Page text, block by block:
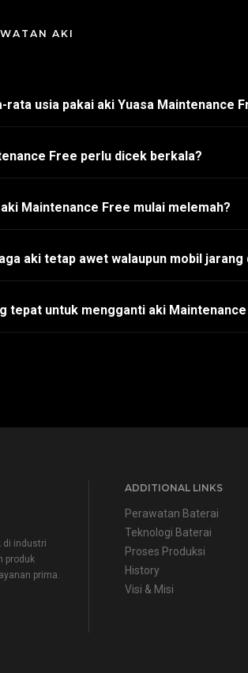
AKI
rata usia pakai aki Yuasa Maintenance
Free perlu dicek berkala?
Maintenance Free mulai melemah?
aki tetap awet walaupun mobil jarang
tepat untuk mengganti aki
di industri
produk
prima.
ADDITIONAL LINKS
Perawatan Baterai
Teknologi Baterai
Proses Produksi
History
Visi & Misi